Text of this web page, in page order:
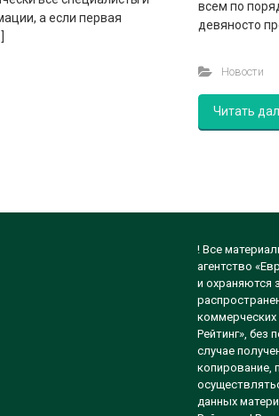
а если первая
всем по
девяносто
Новости
Читать
! Все
агентство
и охраняются
коммерческих
Рейтинг», без
случае
копирование,
данных